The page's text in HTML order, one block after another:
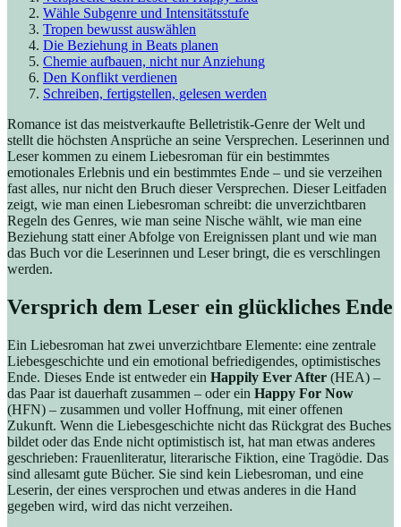
Wähle Subgenre und Intensitätsstufe
Tropen bewusst auswählen
Die Beziehung in Beats planen
Chemie aufbauen, nicht nur Anziehung
Den Konflikt verdienen
Schreiben, fertigstellen, gelesen werden
Romance ist das meistverkaufte Belletristik-Genre der Welt und
stellt die höchsten Ansprüche an seine Versprechen. Leserinnen und
Leser kommen zu einem Liebesroman für ein bestimmtes
emotionales Erlebnis und ein bestimmtes Ende – und sie verzeihen
fast alles, nur nicht den Bruch dieser Versprechen. Dieser Leitfaden
zeigt, wie man einen Liebesroman schreibt: die unverzichtbaren
Regeln des Genres, wie man seine Nische wählt, wie man eine
Beziehung statt einer Abfolge von Ereignissen plant und wie man
das Buch vor die Leserinnen und Leser bringt, die es verschlingen
werden.
Versprich dem Leser ein glückliches Ende
Ein Liebesroman hat zwei unverzichtbare Elemente: eine zentrale
Liebesgeschichte und ein emotional befriedigendes, optimistisches
Ende. Dieses Ende ist entweder ein Happily Ever After (HEA) –
das Paar ist dauerhaft zusammen – oder ein Happy For Now
(HFN) – zusammen und voller Hoffnung, mit einer offenen
Zukunft. Wenn die Liebesgeschichte nicht das Rückgrat des Buches
bildet oder das Ende nicht optimistisch ist, hat man etwas anderes
geschrieben: Frauenliteratur, literarische Fiktion, eine Tragödie. Das
sind allesamt gute Bücher. Sie sind kein Liebesroman, und eine
Leserin, der eines versprochen und etwas anderes in die Hand
gegeben wird, wird das nicht verzeihen.